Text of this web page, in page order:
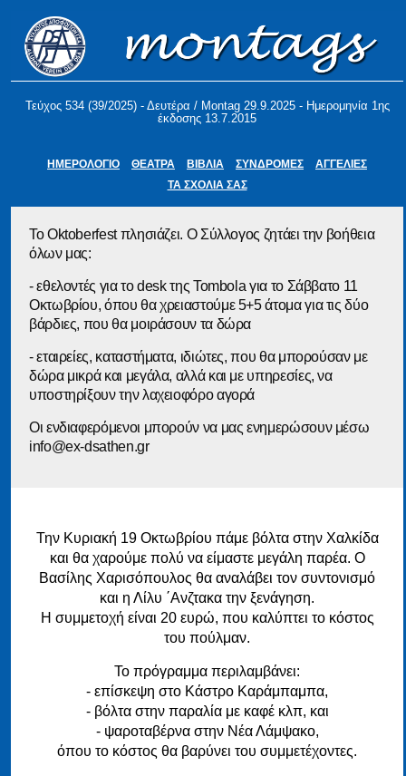
Τεύχος 534 (39/2025) - Δευτέρα / Montag 29.9.2025 - Ημερομηνία 1ης
έκδοσης 13.7.2015
ΗΜΕΡΟΛΟΓΙΟ ΘΕΑΤΡΑ ΒΙΒΛΙΑ ΣΥΝΔΡΟΜΕΣ
ΑΓΓΕΛΙΕΣ
ΤΑ ΣΧΟΛΙΑ ΣΑΣ
Το Oktoberfest πλησιάζει. Ο Σύλλογος ζητάει την βοήθεια
όλων μας:
- εθελοντές για το desk της Tombola για το Σάββατο 11
Οκτωβρίου, όπου θα χρειαστούμε 5+5 άτομα για τις δύο
βάρδιες, που θα μοιράσουν τα δώρα
- εταιρείες, καταστήματα, ιδιώτες, που θα μπορούσαν με
δώρα μικρά και μεγάλα, αλλά και με υπηρεσίες, να
υποστηρίξουν την λαχειοφόρο αγορά
Οι ενδιαφερόμενοι μπορούν να μας ενημερώσουν μέσω
info@ex-dsathen.gr
Την Κυριακή 19 Οκτωβρίου πάμε βόλτα στην Χαλκίδα
και θα χαρούμε πολύ να είμαστε μεγάλη παρέα. Ο
Βασίλης Χαρισόπουλος θα αναλάβει τον συντονισμό
και η Λίλυ ΄Ανζτακα την ξενάγηση.
Η συμμετοχή είναι 20 ευρώ, που καλύπτει το κόστος
του πούλμαν.
Το πρόγραμμα περιλαμβάνει:
- επίσκεψη στο Κάστρο Καράμπαμπα,
- βόλτα στην παραλία με καφέ κλπ, και
- ψαροταβέρνα στην Νέα Λάμψακο,
όπου το κόστος θα βαρύνει του συμμετέχοντες.